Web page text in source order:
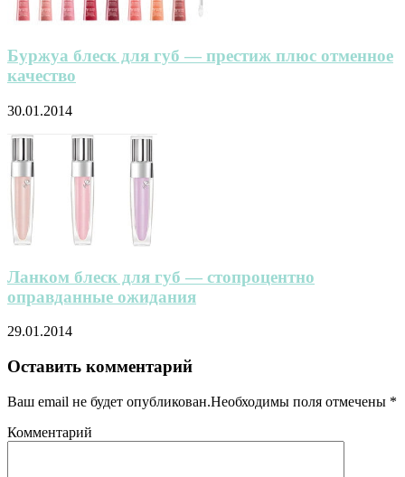
Буржуа блеск для губ — престиж плюс отменное
качество
30.01.2014
Ланком блеск для губ — стопроцентно
оправданные ожидания
29.01.2014
Оставить комментарий
Ваш email не будет опубликован.Необходимы поля отмечены *
Комментарий